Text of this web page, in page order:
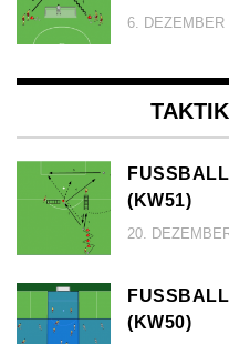
6. DEZEMBER
KW51)
20.
KW50)